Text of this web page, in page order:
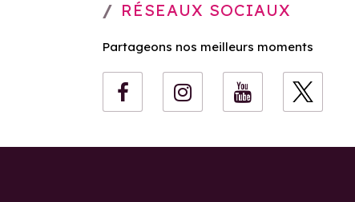
RÉSEAUX SOCIAUX
Partageons nos meilleurs moments